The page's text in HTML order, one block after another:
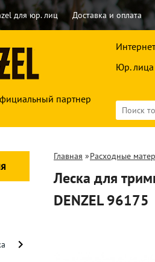
для юр. лиц Доставка и оплата
партнер
Юр. лица
Главная »Расходные
Леска для
DENZEL 96175